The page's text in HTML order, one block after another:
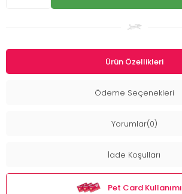
Ürün Özellikleri
Ödeme Seçenekleri
Yorumlar(0)
İade Koşulları
Pet Card Kullanımı